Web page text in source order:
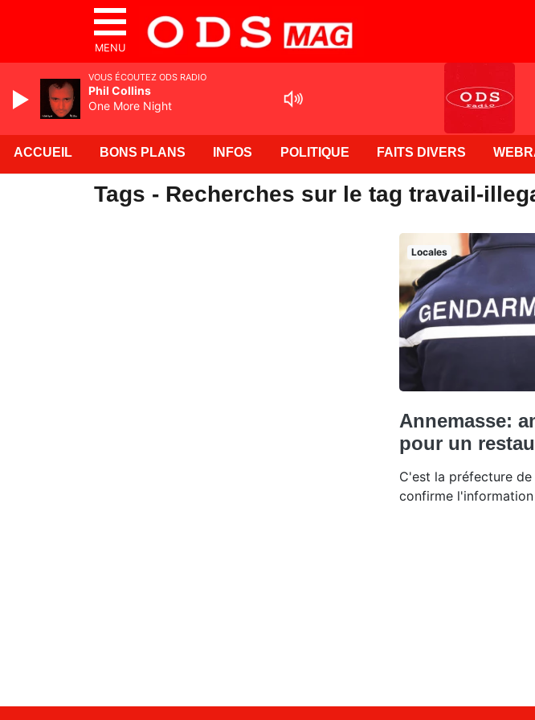
MENU
ACCUEIL BONS PLANS INFOS POLITIQUE FAITS DIVERS
Tags - Recherches sur le tag travail-
Locales
Annemasse:
pour un
C'est la préfecture
confirme l'information
VOUS ÉCOUTEZ ODS RADIO
Phil Collins
One More Night